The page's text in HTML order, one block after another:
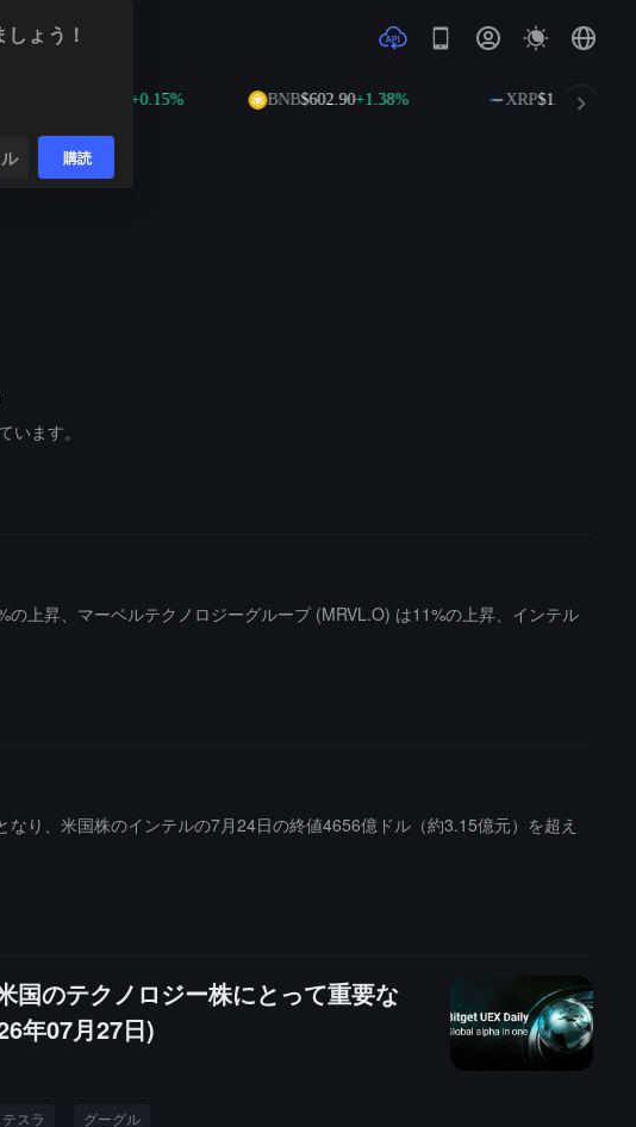
+0.15% BNB$602.90+1.38% XRP$1.03+0.28%
ます。
上昇、マーベルテクノロジーグループ (MRVL.O) は11%の上昇、インテル
り、米国株のインテルの7月24日の終値4656億ドル（約3.15億元）を超え
国のテクノロジー株にとって重要な
年07月27日)
テスラ グーグル
ょう！
購読